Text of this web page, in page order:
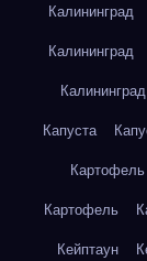
Калининград
Калининград
Калининград
Капуста
Картофель
Картофель
Кейптаун